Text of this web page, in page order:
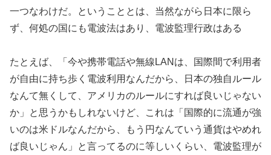
一つなわけだ。ということとは、当然ながら日本に限ら
ず、何処の国にも電波法はあり、電波監理行政はある
たとえば、「今や携帯電話や無線LANは、国際間で利用者
が自由に持ち歩く電波利用なんだから、日本の独自ルール
なんて無くして、アメリカのルールにすれば良いじゃない
か」と思うかもしれないけど、これは「国際的に流通が強
いのは米ドルなんだから、もう円なんていう通貨はやめれ
ば良いじゃん」と言ってるのに等しいくらい、電波監理が